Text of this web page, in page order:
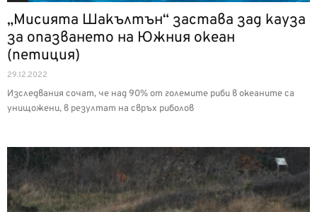
„Мисията Шакълтън“ застава зад кауза
за опазването на Южния океан
(петиция)
29.12.2022
Изследвания сочат, че над 90% от големите риби в океаните са
унищожени, в резултат на свръх риболов